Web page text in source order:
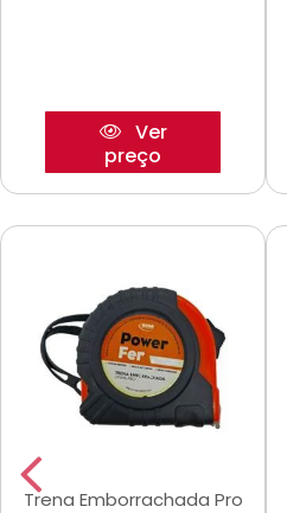
Ver
preço
Trena Emborrachada Pro